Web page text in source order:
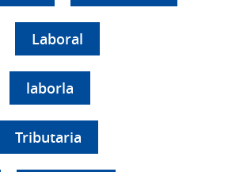
Laboral
laborla
Tributaria